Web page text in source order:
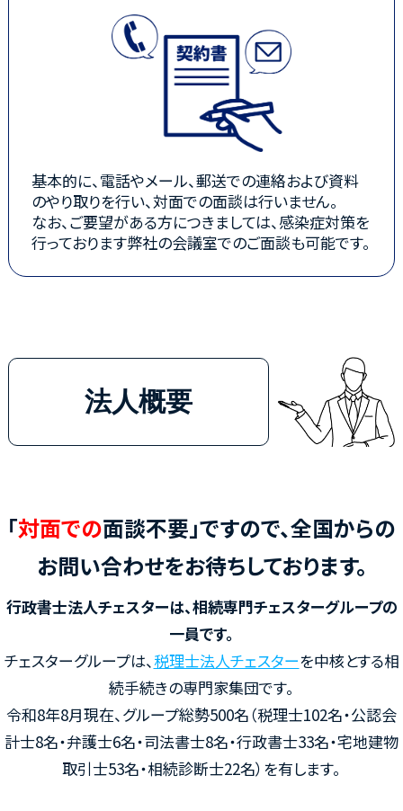
基本的に、電話やメール、郵送での連絡および資料
のやり取りを行い、対面での面談は行いません。
なお、ご要望がある方につきましては、感染症対策を
行っております弊社の会議室でのご面談も可能です。
法人概要
「対面での面談不要」ですので、全国からの
お問い合わせをお待ちしております。
行政書士法人チェスターは、相続専門チェスターグループの
一員です。
チェスターグループは、税理士法人チェスターを中核とする相
続手続きの専門家集団です。
令和8年8月現在、グループ総勢500名（税理士102名・公認会
計士8名・弁護士6名・司法書士8名・行政書士33名・宅地建物
取引士53名・相続診断士22名）を有します。